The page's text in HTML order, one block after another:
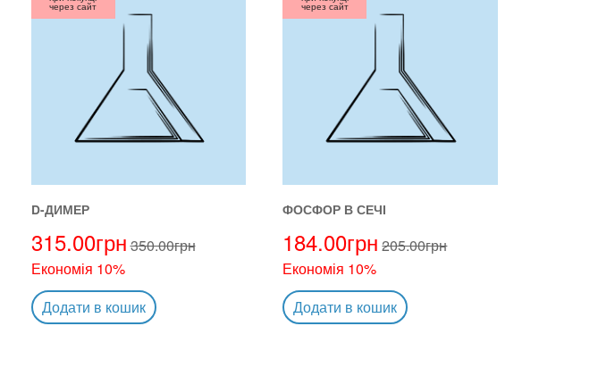
D-ДИМЕР
315.00грн350.00грн
Економія 10%
через сайт
Додати в кошик
ФОСФОР В СЕЧІ
184.00грн 205.00грн
Економія 10%
через сайт
Додати в кошик